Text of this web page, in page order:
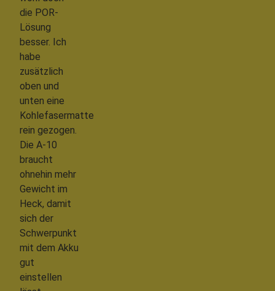
die POR-
Lösung
besser. Ich
habe
zusätzlich
oben und
unten eine
Kohlefasermatte
rein gezogen.
Die A-10
braucht
ohnehin mehr
Gewicht im
Heck, damit
sich der
Schwerpunkt
mit dem Akku
gut
einstellen